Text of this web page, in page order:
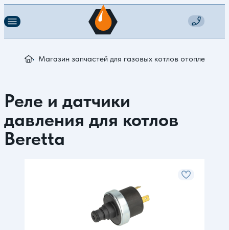
Магазин запчастей для газовых котлов отопления
Реле и датчики
давления для котлов
Beretta